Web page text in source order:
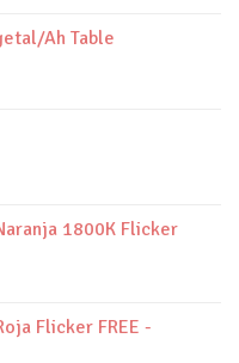
Ah Table
1800K Flicker
Flicker FREE -